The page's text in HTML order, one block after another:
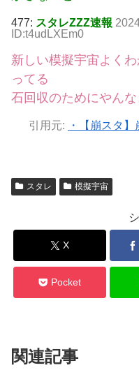
477: スタレZZZ速報
ID:t4udLXEm0
新しい模擬宇宙よく
ってる
石回収のためにやん
引用元:
・【崩スタ
スタレ 模擬宇宙
X
Pocket
関連記事